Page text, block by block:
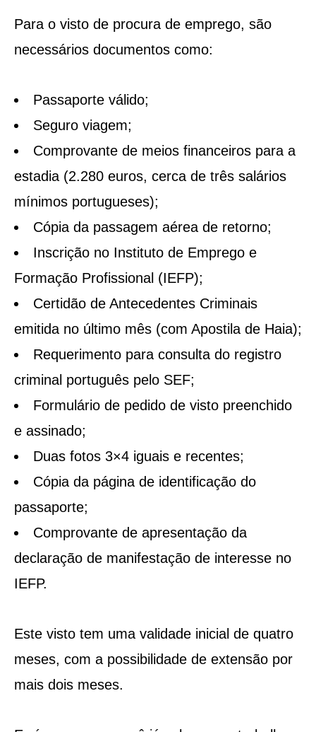
Para o visto de procura de emprego, são
necessários documentos como:
Passaporte válido;
Seguro viagem;
Comprovante de meios financeiros para a
estadia (2.280 euros, cerca de três salários
mínimos portugueses);
Cópia da passagem aérea de retorno;
Inscrição no Instituto de Emprego e
Formação Profissional (IEFP);
Certidão de Antecedentes Criminais
emitida no último mês (com Apostila de Haia);
Requerimento para consulta do registro
criminal português pelo SEF;
Formulário de pedido de visto preenchido
e assinado;
Duas fotos 3×4 iguais e recentes;
Cópia da página de identificação do
passaporte;
Comprovante de apresentação da
declaração de manifestação de interesse no
IEFP.
Este visto tem uma validade inicial de quatro
meses, com a possibilidade de extensão por
mais dois meses.